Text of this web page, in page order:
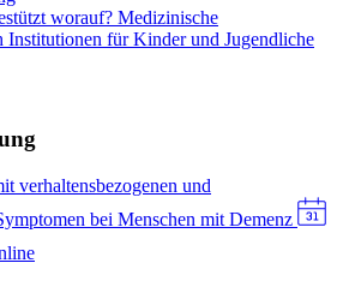
worauf? Medizinische
Institutionen für Kinder und Jugendliche
verhaltensbezogenen und
bei Menschen mit Demenz